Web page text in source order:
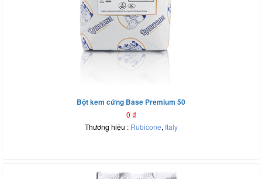
Bột kem cứng Base Premium 50
0 ₫
Thương hiệu : Rubicone, Italy